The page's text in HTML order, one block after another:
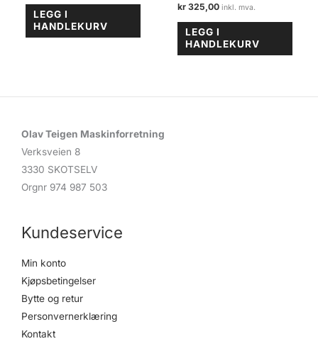
LEGG I
HANDLEKURV
kr 325,00
LEGG I
HANDLEKURV
Olav Teigen Maskinforretning
Verksveien 8
3330 SKOTSELV
Orgnr 974 987 503
Kundeservice
Min konto
Kjøpsbetingelser
Bytte og retur
Personvernerklæring
Kontakt